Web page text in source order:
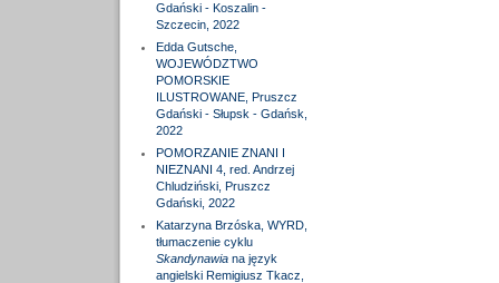
Gdański - Koszalin -
Szczecin, 2022
Edda Gutsche,
WOJEWÓDZTWO
POMORSKIE
ILUSTROWANE, Pruszcz
Gdański - Słupsk - Gdańsk,
2022
POMORZANIE ZNANI I
NIEZNANI 4, red. Andrzej
Chludziński, Pruszcz
Gdański, 2022
Katarzyna Brzóska, WYRD,
tłumaczenie cyklu
Skandynawiana język
angielski Remigiusz Tkacz,